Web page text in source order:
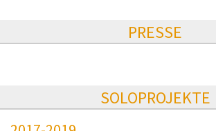
PRESSE
SOLOPROJEKTE